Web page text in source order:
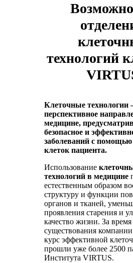
технологий
Клеточные технологии
перспективное
медицине,
безопасное и
заболеваний с
клеток пациента.
Использование
технологий в медицине
естественным образом
структуру и функции
органов и тканей,
проявления старения и
качество жизни. За время
существования
курс эффективной
прошли уже более 2500
Института VIRTUS.